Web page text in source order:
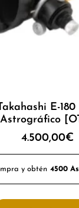
E-
Astrográfico
4.500,00€
y obtén 4500